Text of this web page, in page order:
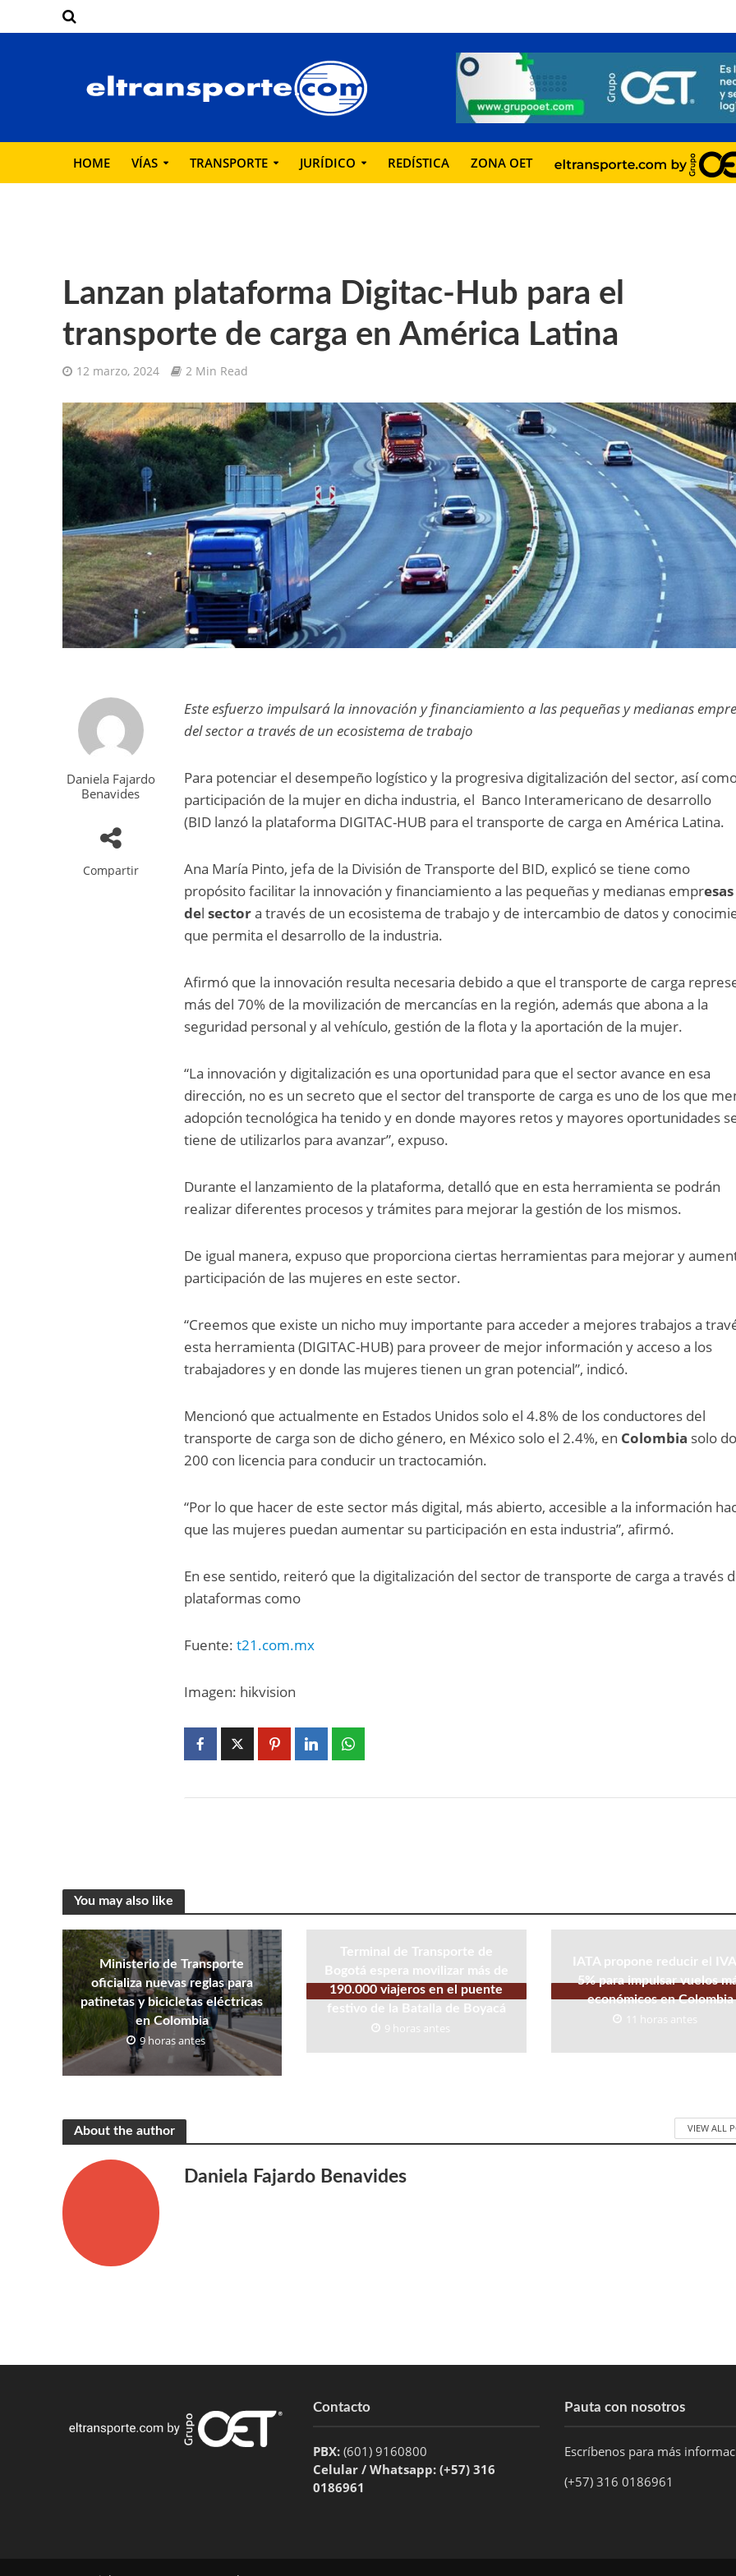
HOME VÍAS TRANSPORTE JURÍDICO REDÍSTICA ZONA OET
Lanzan plataforma Digitac-Hub para el
transporte de carga en América Latina
12 marzo, 2024 2 Min Read
Daniela Fajardo
Benavides
Compartir
Este esfuerzo impulsará la innovación y financiamiento a las pequeñas y medianas
del sector a través de un ecosistema de trabajo
Para potenciar el desempeño logístico y la progresiva digitalización del sector, así
participación de la mujer en dicha industria, el Banco Interamericano de desarrollo
(BID lanzó la plataforma DIGITAC-HUB para el transporte de carga en América Latina.
Ana María Pinto, jefa de la División de Transporte del BID, explicó se tiene como
propósito facilitar la innovación y financiamiento a las pequeñas y medianas empresas
del sectora través de un ecosistema de trabajo y de intercambio de datos y
que permita el desarrollo de la industria.
Afirmó que la innovación resulta necesaria debido a que el transporte de carga
más del 70% de la movilización de mercancías en la región, además que abona a la
seguridad personal y al vehículo, gestión de la flota y la aportación de la mujer.
“La innovación y digitalización es una oportunidad para que el sector avance en esa
dirección, no es un secreto que el sector del transporte de carga es uno de los que
adopción tecnológica ha tenido y en donde mayores retos y mayores oportunidades
tiene de utilizarlos para avanzar”, expuso.
Durante el lanzamiento de la plataforma, detalló que en esta herramienta se podrán
realizar diferentes procesos y trámites para mejorar la gestión de los mismos.
De igual manera, expuso que proporciona ciertas herramientas para mejorar y
participación de las mujeres en este sector.
“Creemos que existe un nicho muy importante para acceder a mejores trabajos a
esta herramienta (DIGITAC-HUB) para proveer de mejor información y acceso a los
trabajadores y en donde las mujeres tienen un gran potencial”, indicó.
Mencionó que actualmente en Estados Unidos solo el 4.8% de los conductores del
transporte de carga son de dicho género, en México solo el 2.4%, en Colombia solo
200 con licencia para conducir un tractocamión.
“Por lo que hacer de este sector más digital, más abierto, accesible a la información
que las mujeres puedan aumentar su participación en esta industria”, afirmó.
En ese sentido, reiteró que la digitalización del sector de transporte de carga a través
plataformas como
Fuente:t21.com.mx
Imagen: hikvision
You may also like
Ministerio de Transporte
oficializa nuevas reglas para
patinetas y bicicletas eléctricas
en Colombia
9 horas antes
Terminal de Transporte de
Bogotá espera movilizar más de
190.000 viajeros en el puente
festivo de la Batalla de Boyacá
9 horas antes
IATA propone reducir el IVA
5% para impulsar vuelos
económicos en Colombia
11 horas antes
About the author VIEW ALL
Daniela Fajardo Benavides
Contacto
PBX: (601) 9160800
Celular / Whatsapp: (+57) 316
0186961
Pauta con nosotros
Escríbenos para más
(+57) 316 0186961